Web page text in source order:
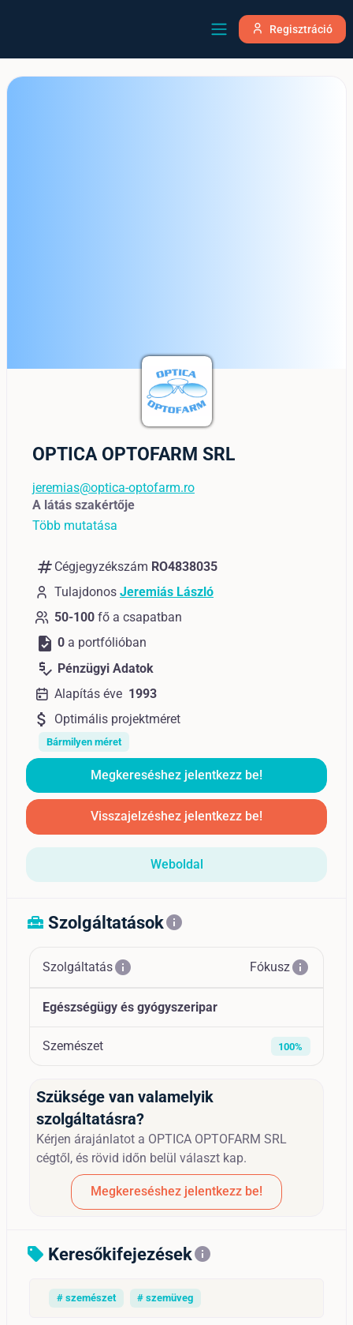
Regisztráció
OPTICA OPTOFARM SRL
jeremias@optica-optofarm.ro
A látás szakértője
Több mutatása
numbers Cégjegyzékszám RO4838035
Tulajdonos Jeremiás László
50-100 fő a csapatban
task 0 a portfólióban
price_check Pénzügyi Adatok
Alapítás éve 1993
attach_money Optimális projektméret
Bármilyen méret
Megkereséshez jelentkezz be!
Visszajelzéshez jelentkezz be!
Weboldal
home_repair_service Szolgáltatásokinfo
Szolgáltatásinfo Fókuszinfo
Egészségügy és gyógyszeripar
Szemészet 100%
Szüksége van valamelyik
szolgáltatásra?
Kérjen árajánlatot a OPTICA OPTOFARM SRL
cégtől, és rövid időn belül választ kap.
Megkereséshez jelentkezz be!
sell Keresőkifejezésekinfo
# szemészet # szemüveg